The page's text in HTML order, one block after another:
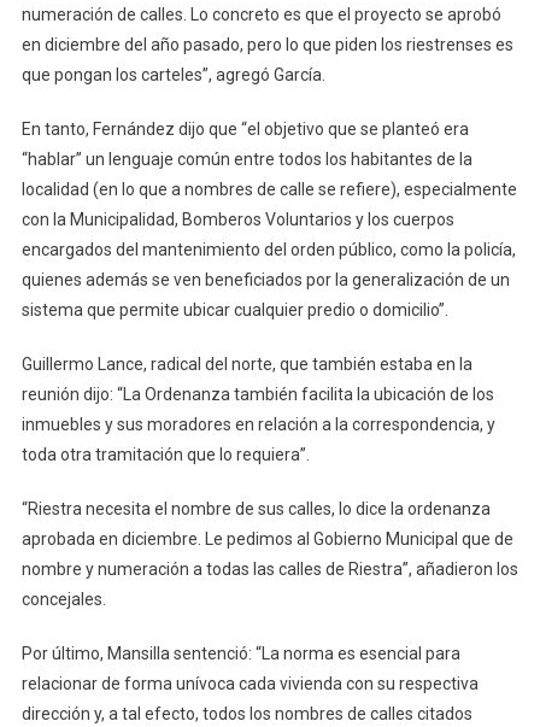
numeración de calles. Lo concreto es que el proyecto se aprobó
en diciembre del año pasado, pero lo que piden los riestrenses es
que pongan los carteles”, agregó García.
En tanto, Fernández dijo que “el objetivo que se planteó era
“hablar” un lenguaje común entre todos los habitantes de la
localidad (en lo que a nombres de calle se refiere), especialmente
con la Municipalidad, Bomberos Voluntarios y los cuerpos
encargados del mantenimiento del orden público, como la policía,
quienes además se ven beneficiados por la generalización de un
sistema que permite ubicar cualquier predio o domicilio”.
Guillermo Lance, radical del norte, que también estaba en la
reunión dijo: “La Ordenanza también facilita la ubicación de los
inmuebles y sus moradores en relación a la correspondencia, y
toda otra tramitación que lo requiera”.
“Riestra necesita el nombre de sus calles, lo dice la ordenanza
aprobada en diciembre. Le pedimos al Gobierno Municipal que de
nombre y numeración a todas las calles de Riestra”, añadieron los
concejales.
Por último, Mansilla sentenció: “La norma es esencial para
relacionar de forma unívoca cada vivienda con su respectiva
dirección y, a tal efecto, todos los nombres de calles citados